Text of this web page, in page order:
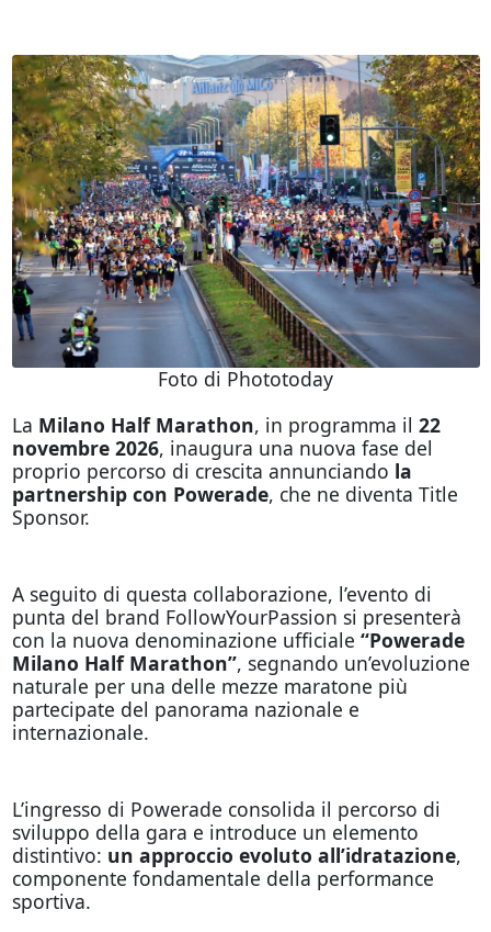
Foto di Phototoday
La Milano Half Marathon, in programma il 22
novembre 2026, inaugura una nuova fase del
proprio percorso di crescita annunciando la
partnership con Powerade, che ne diventa Title
Sponsor.
A seguito di questa collaborazione, l’evento di
punta del brand FollowYourPassion si presenterà
con la nuova denominazione ufficiale “Powerade
Milano Half Marathon”, segnando un’evoluzione
naturale per una delle mezze maratone più
partecipate del panorama nazionale e
internazionale.
L’ingresso di Powerade consolida il percorso di
sviluppo della gara e introduce un elemento
distintivo: un approccio evoluto all’idratazione,
componente fondamentale della performance
sportiva.